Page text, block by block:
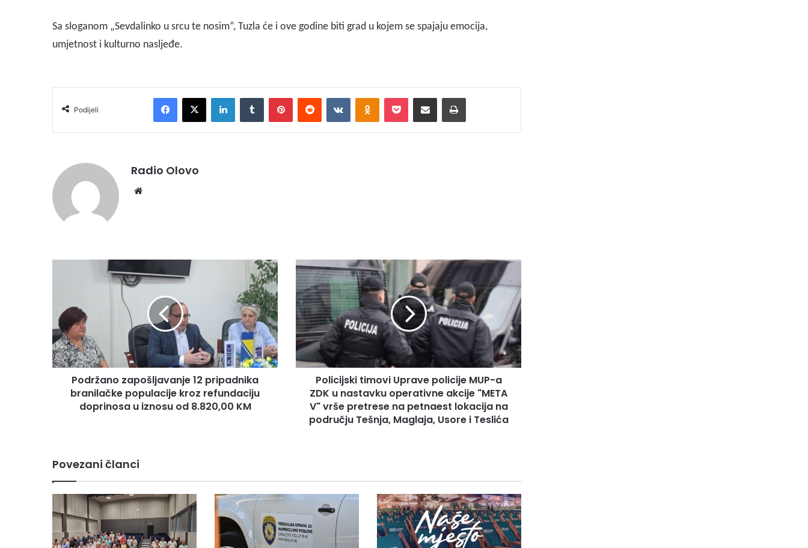
Sa sloganom „Sevdalinko u srcu te nosim“, Tuzla će i ove godine biti grad u kojem se spajaju emocija,
umjetnost i kulturno nasljeđe.
Podijeli
Radio Olovo
a
n
o
z
v
a
n
j
e
1
2
Podržano zapošljavanje 12 pripadnika
branilačke populacije kroz refundaciju
doprinosa u iznosu od 8.820,00 KM
P
o
l
i
c
i
j
s
k
p
r
e
p
Policijski timovi Uprave policije MUP-a
ZDK u nastavku operativne akcije "META
V" vrše pretrese na petnaest lokacija na
području Tešnja, Maglaja, Usore i Teslića
Povezani članci